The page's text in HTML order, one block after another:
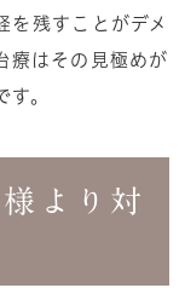
を残すことがデメ
療はその見極めが
。
より対